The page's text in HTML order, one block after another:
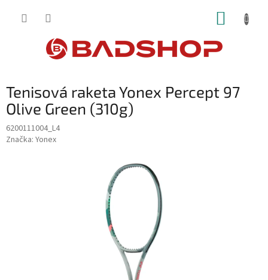
Tenisová raketa Yonex Percept 97
Olive Green (310g)
6200111004_L4
Značka: Yonex